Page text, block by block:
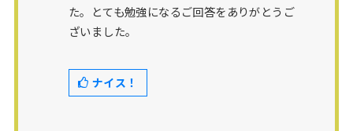
た。とても勉強になるご回答をありがとうご
ざいました。
ナイス！